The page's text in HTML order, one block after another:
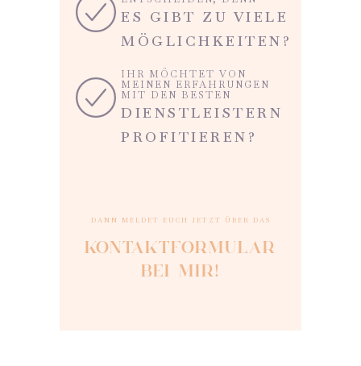
ES GIBT ZU VIELE
MÖGLICHKEITEN?
IHR MÖCHTET VON
MEINEN ERFAHRUNGEN
MIT DEN BESTEN
DIENSTLEISTERN
PROFITIEREN?
DANN MELDET EUCH JETZT ÜBER DAS
KONTAKTFORMULAR
BEI MIR!